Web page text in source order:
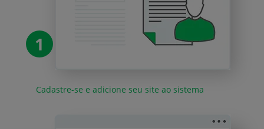
1
Cadastre-se e adicione seu site ao sistema